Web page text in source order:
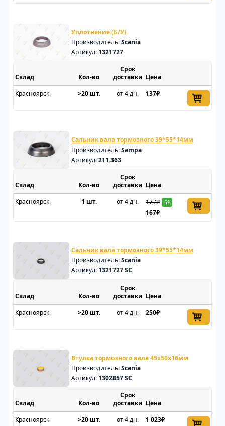
Уплотнение (Б/У)
Производитель:Scania
Артикул: 1321727
Склад
Срок
доставки Цена
Красноярск
>20 шт. от 4 дн. 137₽
Сальник вала тормозного 39*55*14мм
Производитель:Sampa
Артикул:211.363
Склад
Срок
доставки Цена
Красноярск
1 шт. от 4 дн. 177₽ -6%
167₽
Сальник вала тормозного 39*55*14мм
Производитель:Scania
Артикул: 1321727 SC
Склад
Срок
доставки Цена
Красноярск
>20 шт. от 4 дн. 250₽
Втулка тормозного вала 45x50x16мм
Производитель:Scania
Артикул: 1302857 SC
Склад
Срок
доставки Цена
Красноярск
>20 шт. от 4 дн. 1 023₽